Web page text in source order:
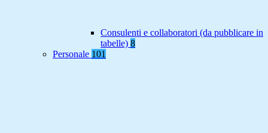
Consulenti e collaboratori (da pubblicare in
tabelle) 8
Personale 101